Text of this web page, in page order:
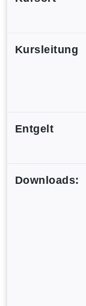
Kursleitung
Entgelt
Downloads: